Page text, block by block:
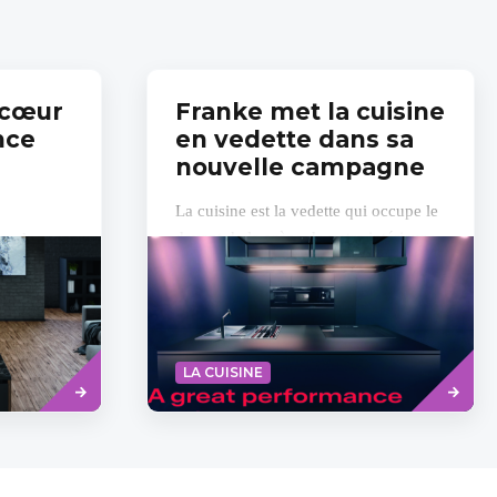
et
Read
more
Franke met la cuisine
en vedette dans sa
nouvelle campagne
La cuisine est la vedette qui occupe le
devant de la scène de votre intérieur :
telle est l’essence de la nouvelle
campagne de Franke Home
Solutions...
LA CUISINE
Read
more